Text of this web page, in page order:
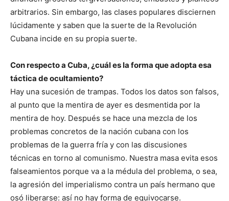
arbitrarios. Sin embargo, las clases populares disciernen
lúcidamente y saben que la suerte de la Revolución
Cubana incide en su propia suerte.
Con respecto a Cuba, ¿cuál es la forma que adopta esa
táctica de ocultamiento?
Hay una sucesión de trampas. Todos los datos son falsos,
al punto que la mentira de ayer es desmentida por la
mentira de hoy. Después se hace una mezcla de los
problemas concretos de la nación cubana con los
problemas de la guerra fría y con las discusiones
técnicas en torno al comunismo. Nuestra masa evita esos
falseamientos porque va a la médula del problema, o sea,
la agresión del imperialismo contra un país hermano que
osó liberarse: así no hay forma de equivocarse.